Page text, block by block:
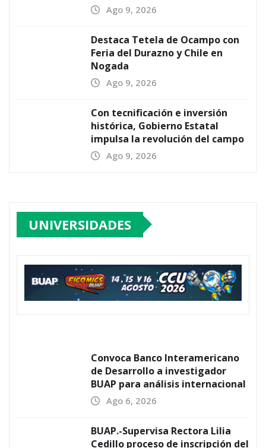
Ago 9, 2026
Destaca Tetela de Ocampo con
Feria del Durazno y Chile en
Nogada
Ago 9, 2026
Con tecnificación e inversión
histórica, Gobierno Estatal
impulsa la revolución del campo
Ago 9, 2026
UNIVERSIDADES
Convoca Banco Interamericano
de Desarrollo a investigador
BUAP para análisis internacional
Ago 6, 2026
BUAP.-Supervisa Rectora Lilia
Cedillo proceso de inscripción del